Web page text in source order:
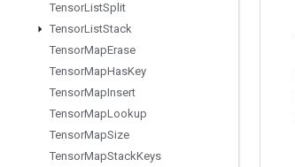
TensorListSplit
TensorListStack
TensorMapErase
TensorMapHasKey
TensorMapInsert
TensorMapLookup
TensorMapSize
TensorMapStackKeys